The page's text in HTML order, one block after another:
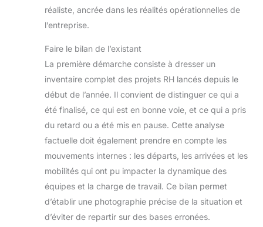
réaliste, ancrée dans les réalités opérationnelles de
l’entreprise.
Faire le bilan de l’existant
La première démarche consiste à dresser un
inventaire complet des projets RH lancés depuis le
début de l’année. Il convient de distinguer ce qui a
été finalisé, ce qui est en bonne voie, et ce qui a pris
du retard ou a été mis en pause. Cette analyse
factuelle doit également prendre en compte les
mouvements internes : les départs, les arrivées et les
mobilités qui ont pu impacter la dynamique des
équipes et la charge de travail. Ce bilan permet
d’établir une photographie précise de la situation et
d’éviter de repartir sur des bases erronées.